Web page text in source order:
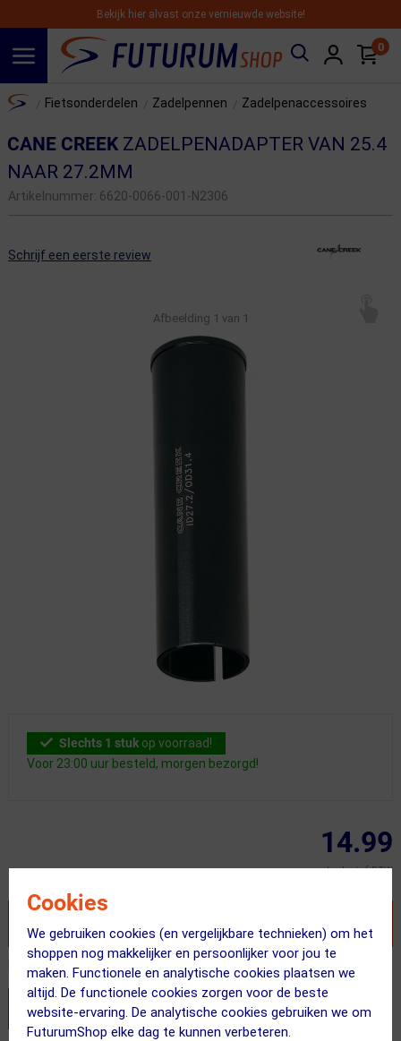
Cookies
We gebruiken cookies (en vergelijkbare technieken) om het
shoppen nog makkelijker en persoonlijker voor jou te
maken. Functionele en analytische cookies plaatsen we
altijd. De functionele cookies zorgen voor de beste
website-ervaring. De analytische cookies gebruiken we om
FuturumShop elke dag te kunnen verbeteren.
Bekijk hier alvast onze vernieuwde website!
0
Home Fietsonderdelen Zadelpennen Zadelpenaccessoires
CANE CREEKZADELPENADAPTER VAN 25.4
NAAR 27.2MM
Artikelnummer: 6620-0066-001-N2306
Schrijf een eerste review
Afbeelding 1 van 1
Slechts 1 stuk op voorraad!
Voor 23:00 uur besteld, morgen bezorgd!
14.99
Inclusief BTW
Recent besteld door 2 klanten! Bestel ook snel!
Stel je productvragen aan onze AI assistent